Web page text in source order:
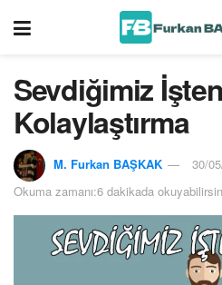
Sevdiğimiz
Kolaylaştırma
M. Furkan BAŞKAK
30/
Okuma zamanı:6 dakikada